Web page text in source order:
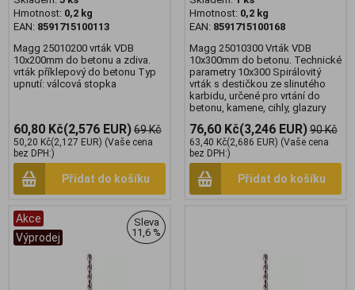
Hmotnost: 0,2 kg
EAN: 8591715100113
Magg 25010200 vrták VDB
10x200mm do betonu a zdiva.
vrták příklepový do betonu Typ
upnutí: válcová stopka
60,80 Kč(2,576 EUR)69 Kč
50,20 Kč(2,127 EUR) (Vaše cena
bez DPH:)
Přidat do košíku
Hmotnost: 0,2 kg
EAN: 8591715100168
Magg 25010300 Vrták VDB
10x300mm do betonu. Technické
parametry 10x300 Spirálovitý
vrták s destičkou ze slinutého
karbidu, určené pro vrtání do
betonu, kamene, cihly, glazury
76,60 Kč(3,246 EUR)90 Kč
63,40 Kč(2,686 EUR) (Vaše cena
bez DPH:)
Přidat do košíku
Akce
Výprodej
Sleva
11,6 %